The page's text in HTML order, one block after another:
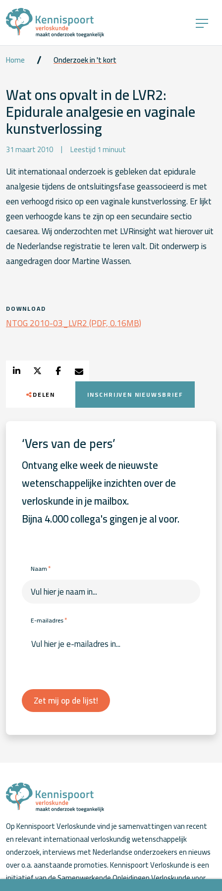
Home Onderzoek in 't kort
Wat ons opvalt in de LVR2:
Epidurale analgesie en vaginale
kunstverlossing
31 maart 2010 Leestijd 1 minuut
Uit internationaal onderzoek is gebleken dat epidurale
analgesie tijdens de ontsluitingsfase geassocieerd is met
een verhoogd risico op een vaginale kunstverlossing. Er lijkt
geen verhoogde kans te zijn op een secundaire sectio
caesarea. Wij onderzochten met LVRinsight wat hierover uit
de Nederlandse registratie te leren valt. Dit onderwerp is
aangedragen door Martine Wassen.
DOWNLOAD
NTOG 2010-03_LVR2 (PDF, 0.16MB)
DELEN INSCHRIJVEN NIEUWSBRIEF
‘Vers van de pers’
Ontvang elke week de nieuwste
wetenschappelijke inzichten over de
verloskunde in je mailbox.
Bijna 4.000 collega's gingen je al voor.
Naam*
E-mailadres*
Zet mij op de lijst!
Op Kennispoort Verloskunde vind je samenvattingen van recent
en relevant internationaal verloskundig wetenschappelijk
onderzoek, interviews met Nederlandse onderzoekers en nieuws
over o.a. aanstaande promoties. Kennispoort Verloskunde is een
initiatief van de Samenwerkende Opleidingen Verloskunde voor